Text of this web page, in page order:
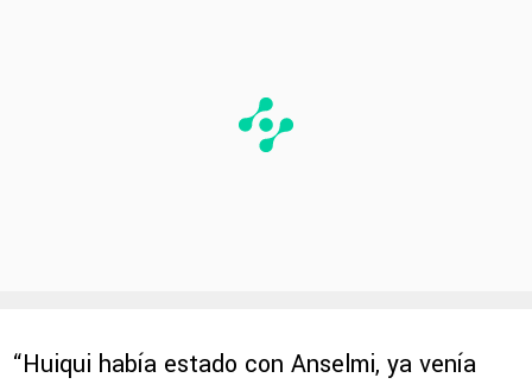
“Huiqui había estado con Anselmi, ya venía